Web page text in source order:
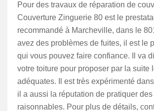
Pour des travaux de réparation de
Couverture Zinguerie 80 est le
recommandé à Marcheville, dans le
avez des problèmes de fuites, il est le
qui vous pouvez faire confiance. Il va
votre toiture pour proposer par la suite
adéquates. Il est très expérimenté
il a aussi la réputation de pratiquer des
raisonnables. Pour plus de détails,